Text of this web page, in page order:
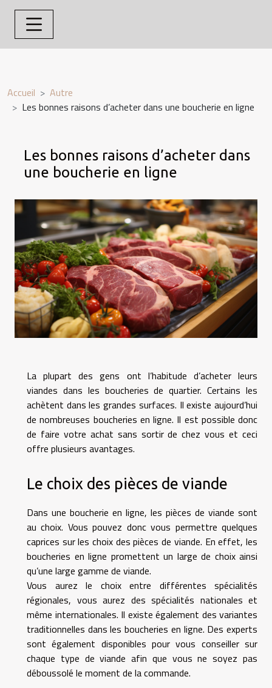
Accueil
Autre
Les bonnes raisons d’acheter dans une boucherie en ligne
Les bonnes raisons d’acheter dans
une boucherie en ligne
La plupart des gens ont l’habitude d’acheter leurs
viandes dans les boucheries de quartier. Certains les
achètent dans les grandes surfaces. Il existe aujourd’hui
de nombreuses boucheries en ligne. Il est possible donc
de faire votre achat sans sortir de chez vous et ceci
offre plusieurs avantages.
Le choix des pièces de viande
Dans une boucherie en ligne, les pièces de viande sont
au choix. Vous pouvez donc vous permettre quelques
caprices sur les choix des pièces de viande. En effet, les
boucheries en ligne promettent un large de choix ainsi
qu’une large gamme de viande.
Vous aurez le choix entre différentes spécialités
régionales, vous aurez des spécialités nationales et
même internationales. Il existe également des variantes
traditionnelles dans les boucheries en ligne. Des experts
sont également disponibles pour vous conseiller sur
chaque type de viande afin que vous ne soyez pas
déboussolé le moment de la commande.